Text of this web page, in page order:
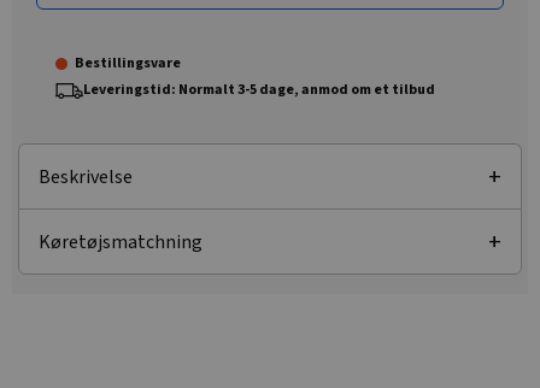
Bestillingsvare
Leveringstid: Normalt 3-5 dage, anmod om et tilbud
Beskrivelse
Køretøjsmatchning